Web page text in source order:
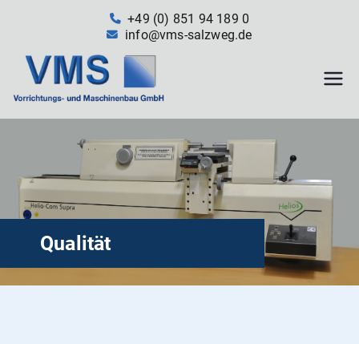
springen
+49 (0) 851 94 189 0
info@vms-salzweg.de
VMS –
Die
Speziali
sten im
Qualität